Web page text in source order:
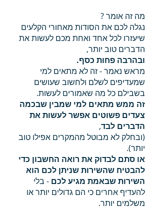
מה זה אומר ?
נגלה לכם את הסודות מאחורי הקלעים
שיעזרו לכל אחד ואחת מכם לעשות את
הדברים טוב יותר,
ובהרבה פחות כסף.
מראש נאמר - זה לא מתאים למי
שמעדיפים לשלם ולחשוב שעושים
בשבילם כל מה שאמורים לעשות.
זה ממש מתאים למי שמבין שבכמה
צעדים פשוטים אפשר לעשות את
הדברים לבד,
(ובחלק לא מבוטל מהמקרים אפילו טוב
יותר).
או סתם לבדוק את רואה החשבון כדי
להבטיח שהשירות שניתן לכם הוא
השירות שבאמת מגיע לכם - בלי
להעדיף אחרים כי הם גדולים יותר או
משלמים יותר.